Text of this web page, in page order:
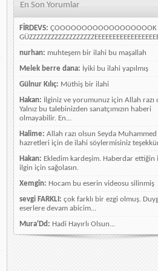
En Son Yorumlar
FİRDEVS: ÇOOOOOOOOOOOOOOOOOOK
nurhan: muhteşem bir ilahi bu maşallah
Melek berre dana: İyiki bu ilahi yapılmış
Gülnur Kılıç: Müthiş bir ilahi
Hakan: İlginiz ve yorumunuz için Allah razı
Yalnız bu talebinizden sanatçımızın haberi
olmayabilir. En...
Halime: Allah razı olsun Seyda Muhammed
hazretleri için de ilahi söylermisiniz
Hakan: Ekledim kardeşim. Haberdar ettiğin
ilgin için sağolasın.
Xemgîn: Hocam bu eserin videosu silinmiş
sevgi FARKLI: çok farklı bir ezgi olmuş.
eserlere devam abicim...
Mura'Dd: Hadi Hayırlı Olsun...